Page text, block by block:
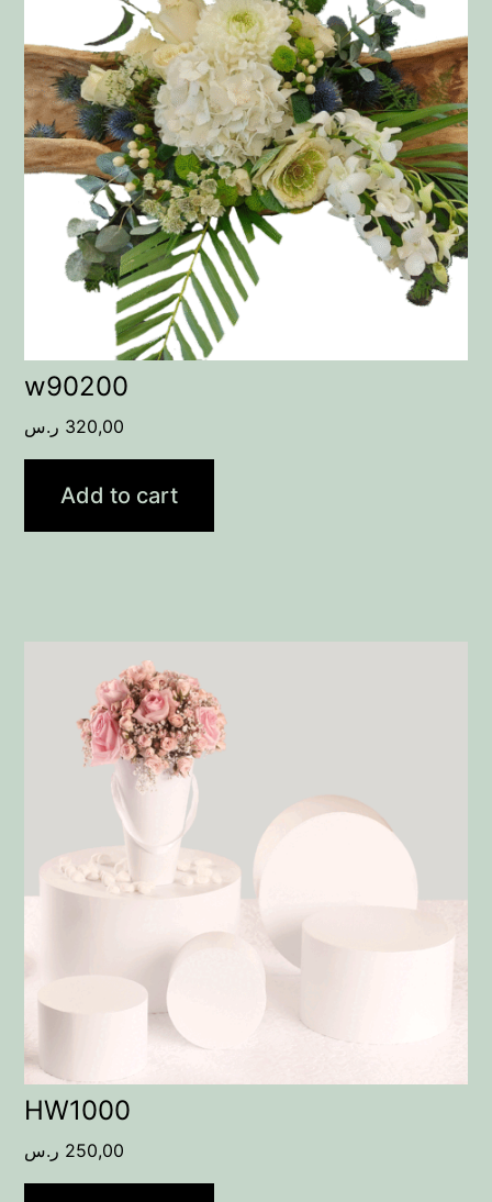
w90200
320,00 ر.س
Add to cart
HW1000
250,00 ر.س